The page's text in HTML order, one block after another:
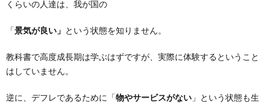
くらいの人達は、我が国の
「景気が良い」 という状態を知りません。
教科書で高度成長期は学ぶはずですが、実際に体験するということ
はしていません。
逆に、デフレであるために「物やサービスがない 」という状態も生